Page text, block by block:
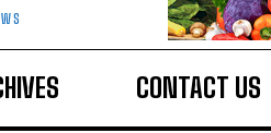
CONTACT US